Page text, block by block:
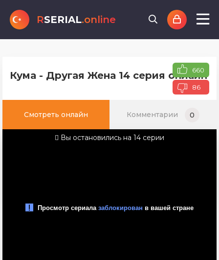
RSERIAL.online
Кума - Другая Жена 14 серия онлайн
660
86
Смотреть онлайн Комментарии 0
Вы остановились на 14 серии